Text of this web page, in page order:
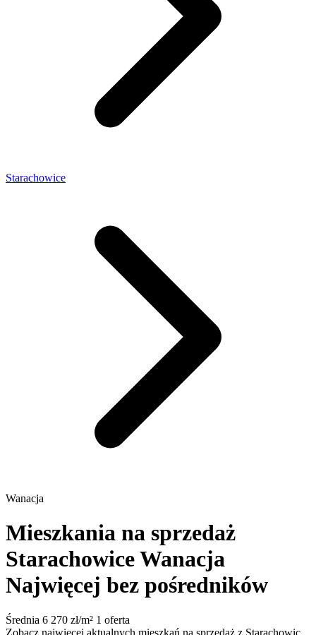
Starachowice
Wanacja
Mieszkania na sprzedaż
Starachowice Wanacja
Najwięcej bez pośredników
Średnia 6 270 zł/m² 1 oferta
Zobacz najwięcej aktualnych mieszkań na sprzedaż z Starachowic